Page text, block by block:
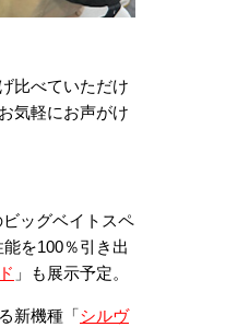
比べていただけ
気軽にお声がけ
ッグベイトスペ
を100％引き出
」も展示予定。
新機種「シルヴ